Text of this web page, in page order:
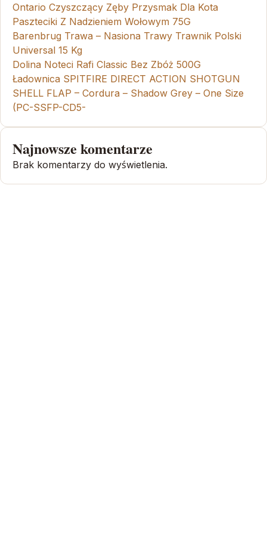
Ontario Czyszczący Zęby Przysmak Dla Kota
Paszteciki Z Nadzieniem Wołowym 75G
Barenbrug Trawa – Nasiona Trawy Trawnik Polski
Universal 15 Kg
Dolina Noteci Rafi Classic Bez Zbóż 500G
Ładownica SPITFIRE DIRECT ACTION SHOTGUN
SHELL FLAP – Cordura – Shadow Grey – One Size
(PC-SSFP-CD5-
Najnowsze komentarze
Brak komentarzy do wyświetlenia.